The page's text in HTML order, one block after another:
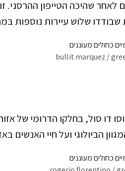
שהיכה הטייפון ההרסני.
שלוש עיירות נוספות
דו סול, בחלקו הדרומי של
הביולוגי ועל חיי האנשים